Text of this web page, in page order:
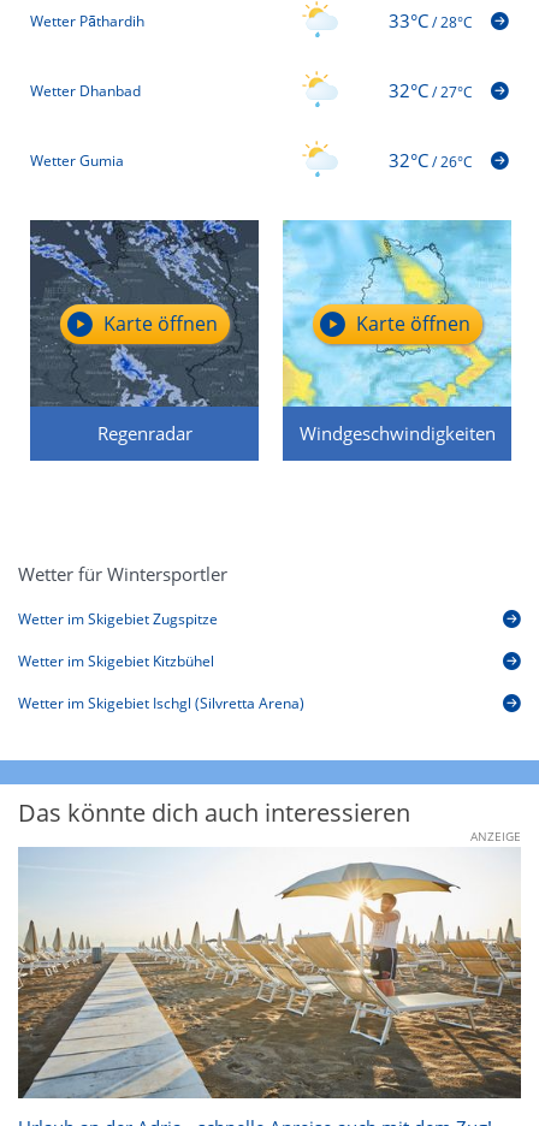
Wetter Pāthardih 33°C/28°C
Wetter Dhanbad 32°C/27°C
Wetter Gumia 32°C/26°C
Regenradar
Karte öffnen
Windgeschwindigkeiten
Karte öffnen
Wetter für Wintersportler
Wetter im Skigebiet Zugspitze
Wetter im Skigebiet Kitzbühel
Wetter im Skigebiet Ischgl (Silvretta Arena)
Das könnte dich auch interessieren
ANZEIGE